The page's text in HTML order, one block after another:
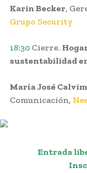
Karin Becker,
Grupo Security
18:30 Cierre.
sustentabilidad
María José
Comunicación,
Entrada